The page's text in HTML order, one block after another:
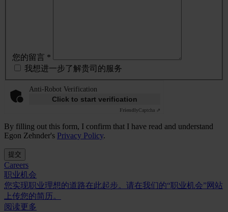
您的留言 *
我想进一步了解贵司的服务
Anti-Robot Verification
Click to start verification
FriendlyCaptcha ⇗
By filling out this form, I confirm that I have read and understand
Egon Zehnder's Privacy Policy.
提交
Careers
职业机会
您实现职业理想的道路在此起步。请在我们的“职业机会”网站
上传您的简历。
阅读更多